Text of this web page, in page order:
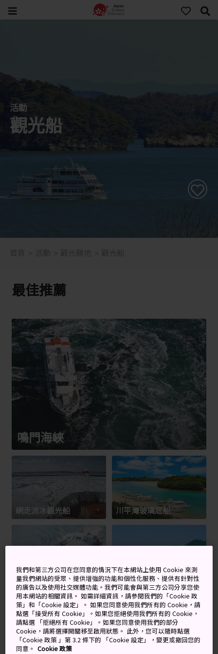
活動
觀光船
最佳推薦
鳴門海峽
網走流冰觀光船 川平灣玻璃底船
東京水上巴士（淺
草）
最上川遊船
我們和第三方公司在您同意的情況下在本網站上使用 Cookie 來測
量我們網站的受眾、提供增強的功能和個性化服務、提供有針對性
的廣告以及使用社交媒體功能。我們可能會與第三方公司分享您使
用本網站的相關資訊。 如需詳細資訊，請參閱我們的「Cookie 政
策」和「Cookie 設定」。 如果您同意使用我們所有的 Cookie，請
點選「接受所有 Cookie」。如果您拒絕使用我們所有的 Cookie，
請點選 「拒絕所有 Cookie」。如果您同意使用我們的部分
Cookie，請將選擇開關移至啟用狀態。 此外，您可以隨時點選
「Cookie 政策 」第 3.2 條下的 「Cookie 設定」，變更或撤回您的
同意。 Cookie 政策